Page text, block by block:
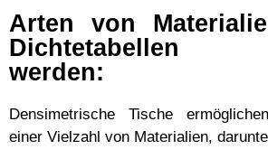
Arten von
Dichtetabellen
werden:
Densimetrische Tische
einer Vielzahl von Materialien,